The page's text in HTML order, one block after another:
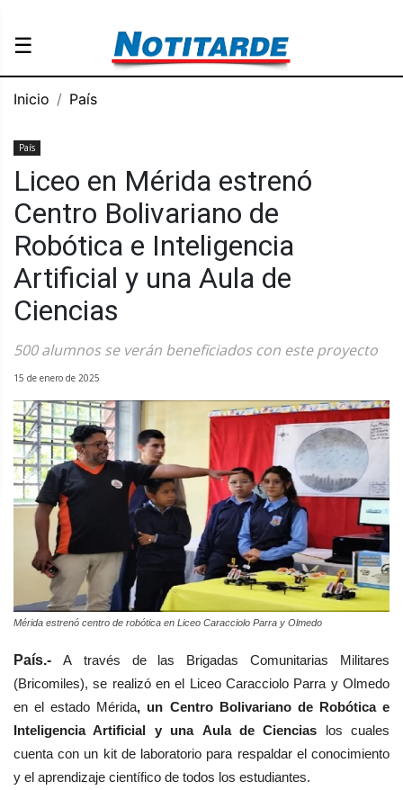
☰
Inicio País
País
Liceo en Mérida estrenó
Centro Bolivariano de
Robótica e Inteligencia
Artificial y una Aula de
Ciencias
500 alumnos se verán beneficiados con este proyecto
15 de enero de 2025
Mérida estrenó centro de robótica en Liceo Caracciolo Parra y Olmedo
País.- Através de las Brigadas Comunitarias Militares
(Bricomiles), se realizó en el Liceo Caracciolo Parra y Olmedo
en el estado Mérida, un Centro Bolivariano de Robótica e
Inteligencia Artificial y una Aula de Ciencias los cuales
cuenta con un kit de laboratorio para respaldar el conocimiento
y el aprendizaje científico de todos los estudiantes.